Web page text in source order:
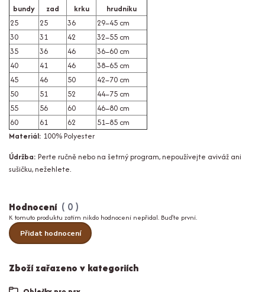
bundy
zad
krku
hrudníku
25
25 36
29–45 cm
30
31 42
32–55 cm
35
36 46
36–60 cm
40
41 46
38–65 cm
45
46 50
42–70 cm
50
51 52
44–75 cm
55
56 60
46–80 cm
60
61 62
51–85 cm
Materiál: 100% Polyester
Údržba: Perte ručně nebo na šetrný program, nepoužívejte aviváž ani
sušičku, nežehlete.
Hodnocení 0
K tomuto produktu zatím nikdo hodnocení nepřidal. Buďte první.
Přidat hodnocení
Zboží zařazeno v kategoriích